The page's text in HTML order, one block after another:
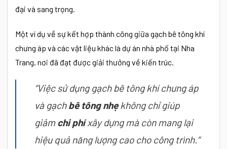
đại và sang trọng.
Một ví dụ về sự kết hợp thành công giữa gạch bê tông khí
chưng áp và các vật liệu khác là dự án nhà phố tại Nha
Trang, nơi đã đạt được giải thưởng về kiến trúc.
“Việc sử dụng gạch bê tông khí chưng áp
và gạchbê tông nhẹkhông chỉ giúp
giảmchi phíxây dựng mà còn mang lại
hiệu quả năng lượng cao cho công trình.”